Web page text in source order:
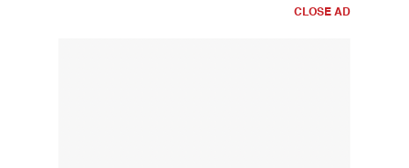
CLOSE AD